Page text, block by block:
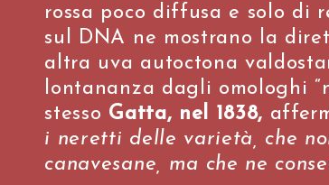
rossa poco diffusa e solo di
sul DNA ne mostrano la
altra uva autoctona
lontananza dagli omologhi
stesso Gatta, nel 1838,
i neretti delle varietà, che
canavesane, ma che ne